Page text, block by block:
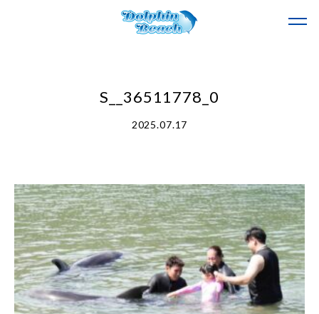
S__36511778_0
2025.07.17